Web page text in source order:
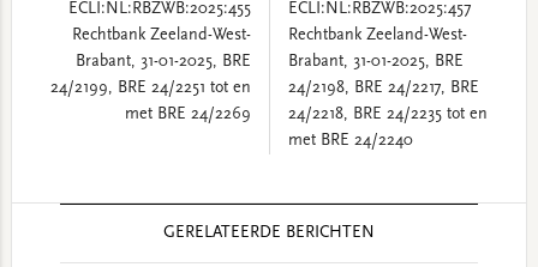
ECLI:NL:RBZWB:2025:455
Rechtbank Zeeland-West-
Brabant, 31-01-2025, BRE
24/2199, BRE 24/2251 tot en
met BRE 24/2269
ECLI:NL:RBZWB:2025:457
Rechtbank Zeeland-West-
Brabant, 31-01-2025, BRE
24/2198, BRE 24/2217, BRE
24/2218, BRE 24/2235 tot en
met BRE 24/2240
GERELATEERDE BERICHTEN